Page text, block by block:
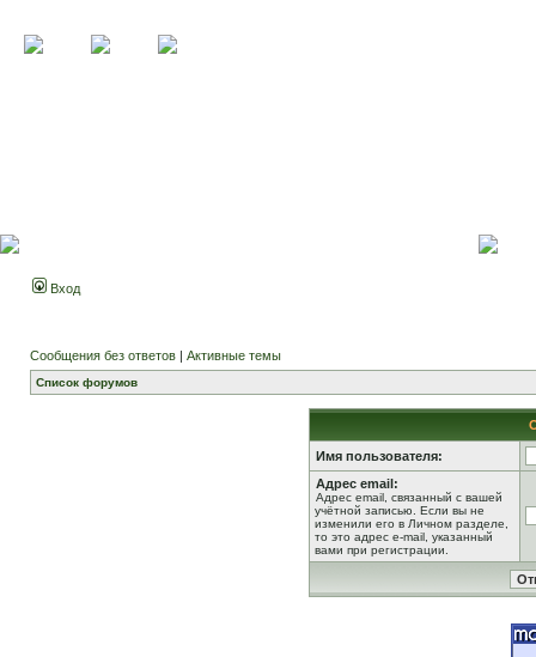
Вход
Сообщения без ответов | Активные темы
Список форумов
Имя пользователя:
Адрес email:
Адрес email, связанный с вашей
учётной записью. Если вы не
изменили его в Личном разделе,
то это адрес e-mail, указанный
вами при регистрации.